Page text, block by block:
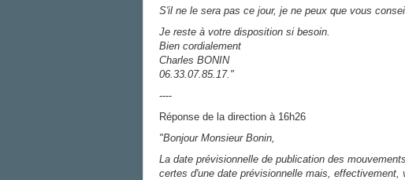
S'il ne le sera pas ce jour, je ne peux que vous
Je reste à votre disposition si besoin.
Bien cordialement
Charles BONIN
06.33.07.85.17."
----
Réponse de la direction à 16h26
"Bonjour Monsieur Bonin,
La date prévisionnelle de publication des
certes d'une date prévisionnelle mais,